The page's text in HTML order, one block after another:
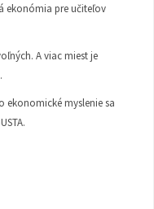
ekonómia pre učiteľov
A viac miest je
ekonomické myslenie sa